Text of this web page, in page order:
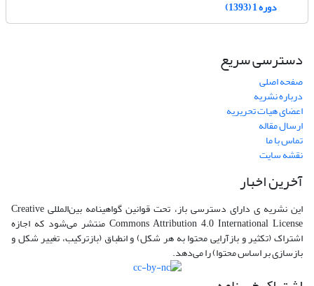
دوره 1 (1393)
دسترسی سریع
صفحه اصلی
درباره نشریه
اعضای هیات تحریریه
ارسال مقاله
تماس با ما
نقشه سایت
آخرین اخبار
این نشریه ی دارای دسترسی باز، تحت قوانین گواهینامه بین‌المللی Creative
Commons Attribution 4.0 International License منتشر می‌شود که اجازه
اشتراک (تکثیر و بازآرایی محتوا به هر شکل) و انطباق (بازترکیب، تغییر شکل و
بازسازی بر اساس محتوا) را می‌دهد.